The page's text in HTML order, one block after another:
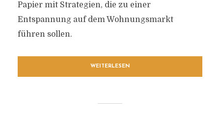
Papier mit Strategien, die zu einer
Entspannung auf dem Wohnungsmarkt
führen sollen.
WEITERLESEN